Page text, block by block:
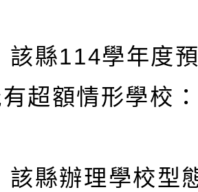
縣114學年度
超額情形學校
縣辦理學校型